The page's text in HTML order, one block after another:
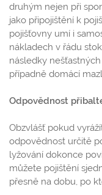
druhým nejen při
jako připojištění k
pojišťovny umí i
nákladech v řádu
následky
případně domácí
Odpovědnost
Obzvlášť pokud
odpovědnost určitě
lyžování dokonce
můžete pojištění
přesně na dobu, po